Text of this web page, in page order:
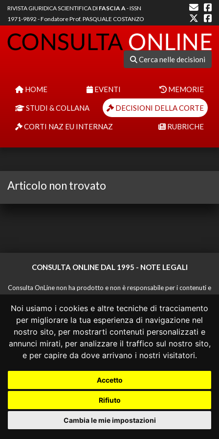
Noi usiamo i cookies e altre tecniche di tracciamento
per migliorare la tua esperienza di navigazione nel
nostro sito, per mostrarti contenuti personalizzati e
annunci mirati, per analizzare il traffico sul nostro sito,
e per capire da dove arrivano i nostri visitatori.
Accetto
Rifiuto
Cambia le mie impostazioni
RIVISTA GIURIDICA SCIENTIFICA DI FASCIA A- ISSN
1971-9892 - Fondatore Prof. PASQUALE COSTANZO
Cerca nelle decisioni
HOME EVENTI MEMORIE
STUDI & COLLANA DECISIONI DELLA CORTE
CORTI NAZ EU INTERNAZ RUBRICHE
Articolo non trovato
CONSULTA ONLINE DAL 1995 - NOTE LEGALI
Consulta OnLine non ha prodotto e non è responsabile per i contenuti e
le informazioni legali di siti collegati.
La consultazione di questi o del materiale contenuto nel sito non
costituisce una relazione di consulenza legale.
Nessuno deve confidare o agire in base alle informazioni disponibili in
questo sito senza una consulenza legale professionale.
info@giurcost.org| Giurisprudenza Costituzionale|